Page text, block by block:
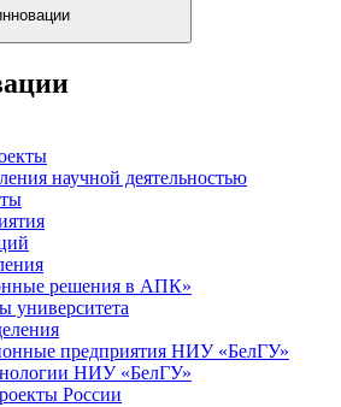
научной деятельностью
решения в АПК»
университета
предприятия НИУ «БелГУ»
НИУ «БелГУ»
России